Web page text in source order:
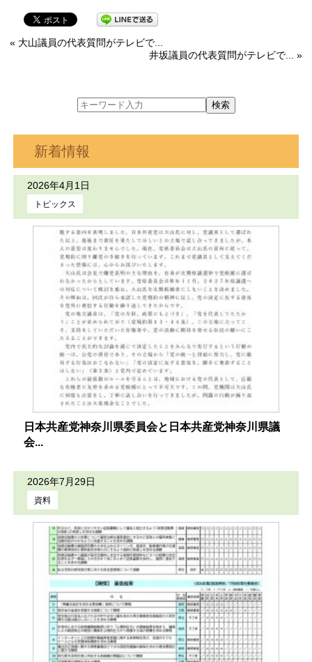
« 大山議員の代表質問がテレビで...
井坂議員の代表質問がテレビで... »
新着情報
2026年4月1日
トピックス
日本共産党神奈川県委員会と日本共産党神奈川県議
会...
2026年7月29日
資料